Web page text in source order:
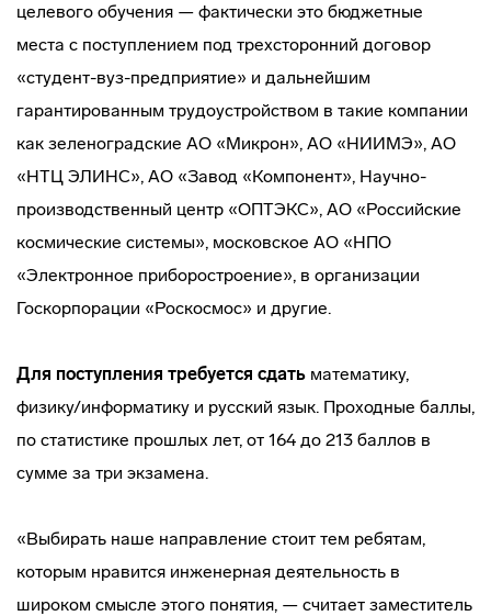
целевого обучения — фактически это бюджетные
места с поступлением под трехсторонний договор
«студент-вуз-предприятие» и дальнейшим
гарантированным трудоустройством в такие компании
как зеленоградские АО «Микрон», АО «НИИМЭ», АО
«НТЦ ЭЛИНС», АО «Завод «Компонент», Научно-
производственный центр «ОПТЭКС», АО «Российские
космические системы», московское АО «НПО
«Электронное приборостроение», в организации
Госкорпорации «Роскосмос» и другие.
Для поступления требуется сдать математику,
физику/информатику и русский язык. Проходные баллы,
по статистике прошлых лет, от 164 до 213 баллов в
сумме за три экзамена.
«Выбирать наше направление стоит тем ребятам,
которым нравится инженерная деятельность в
широком смысле этого понятия, — считает заместитель